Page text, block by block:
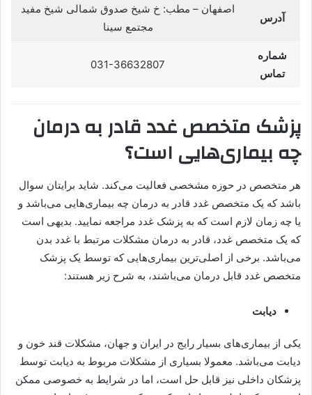
آدرس
اصفهان – مطب: خ شیخ صدوق شمالی شیخ مفید
مجتمع سینا
شماره
تماس
031-36632807
پزشک متخصص غدد قادر به درمان
چه بیماری‌هایی است؟
هر متخصص در حوزه مشخصی فعالیت می‌کند. شاید برایتان سوال
باشد که یک متخصص غدد قادر به درمان چه بیماری‌هایی می‌باشد و
یا چه زمان لازم است که به پزشک غدد مراجعه نمایید. بدیهی است
که یک متخصص غدد، قادر به درمان مشکلات مرتبط با غدد بدن
می‌باشد. برخی از اصلی‌ترین بیماری‌هایی که توسط یک پزشک
متخصص غدد قابل درمان می‌باشند، به شرح زیر هستند:
دیابت
یکی از بیماری‌های بسیار رایج در ایران و جهان، مشکلات قند خون و
دیابت می‌باشد. معمولا بسیاری از مشکلات مربوط به دیابت توسط
پزشکان داخلی نیز قابل حل است، اما در شرایط به خصوصی ممکن